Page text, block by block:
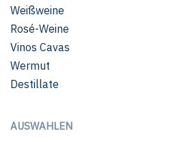
Weißweine
Rosé-Weine
Vinos Cavas
Wermut
Destillate
AUSWAHLEN